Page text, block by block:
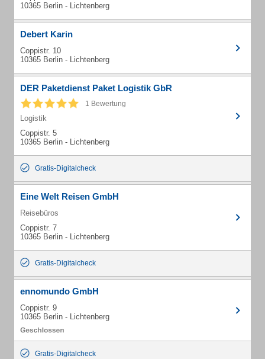
10365 Berlin - Lichtenberg
Debert Karin
Coppistr. 10
10365 Berlin - Lichtenberg
DER Paketdienst Paket Logistik GbR
1 Bewertung
Logistik
Coppistr. 5
10365 Berlin - Lichtenberg
Gratis-Digitalcheck
Eine Welt Reisen GmbH
Reisebüros
Coppistr. 7
10365 Berlin - Lichtenberg
Gratis-Digitalcheck
ennomundo GmbH
Coppistr. 9
10365 Berlin - Lichtenberg
Gratis-Digitalcheck